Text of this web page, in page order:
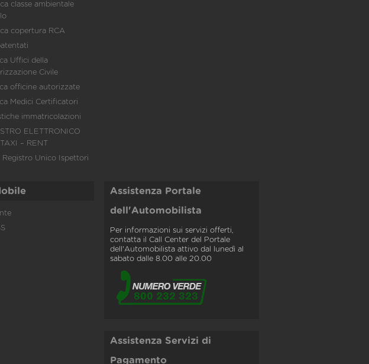
classe ambientale
copertura RCA
Uffici della
Civile
officine autorizzate
Medici Certificatori
immatricolazioni
ELETTRONICO
– RENT
Registro Unico Ispettori
Assistenza Portale
dell'Automobilista
Per informazioni sui servizi offerti,
contatta il Call Center del Portale
dell'Automobilista attivo dal lunedì al
sabato dalle 8.00 alle 20.00
Assistenza Servizi di
Pagamento